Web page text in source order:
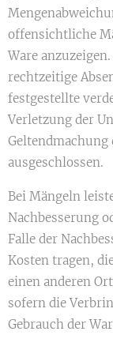
offensichtliche
Ware
rechtzeitige
festgestellte
Verletzung der
ausgeschlossen.
Bei Mängeln
Nachbesserung
Falle der
Kosten tragen,
einen anderen
sofern die
Gebrauch der